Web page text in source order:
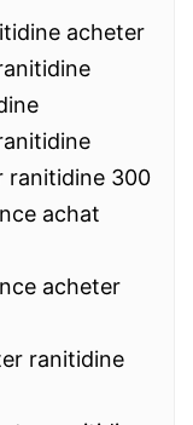
acheter
ranitidine 300
achat
acheter
ranitidine